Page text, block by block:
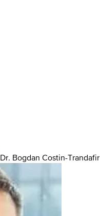
Dr. Bogdan Costin-Trandafir